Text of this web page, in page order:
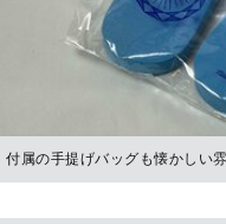
付属の手提げバッグも懐かしい